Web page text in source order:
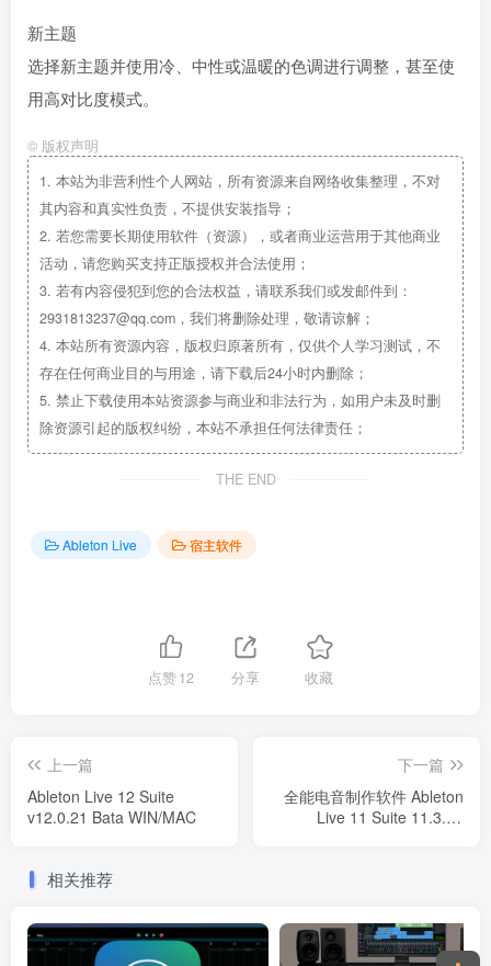
新主题
选择新主题并使用冷、中性或温暖的色调进行调整，甚至使
用高对比度模式。
© 版权声明
1. 本站为非营利性个人网站，所有资源来自网络收集整理，不对
其内容和真实性负责，不提供安装指导；
2. 若您需要长期使用软件（资源），或者商业运营用于其他商业
活动，请您购买支持正版授权并合法使用；
3. 若有内容侵犯到您的合法权益，请联系我们或发邮件到：
2931813237@qq.com，我们将删除处理，敬请谅解；
4. 本站所有资源内容，版权归原著所有，仅供个人学习测试，不
存在任何商业目的与用途，请下载后24小时内删除；
5. 禁止下载使用本站资源参与商业和非法行为，如用户未及时删
除资源引起的版权纠纷，本站不承担任何法律责任；
THE END
Ableton Live 宿主软件
点赞12 分享 收藏
上一篇
Ableton Live 12 Suite
v12.0.21 Bata WIN/MAC
下一篇
全能电音制作软件 Ableton
Live 11 Suite 11.3.13
相关推荐